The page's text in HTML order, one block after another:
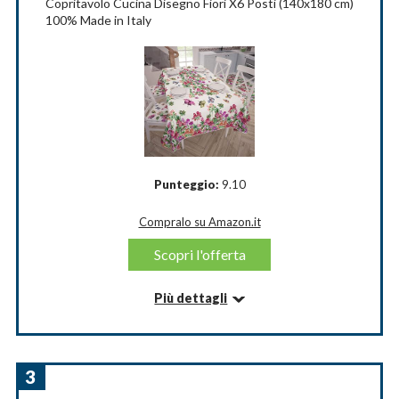
Materiale: Cotone
Forma: Rettangolare
Marchio: Euronovità Srl
Compralo su Amazon.it
Scopri l'offerta
Copritavolo Cucina Disegno Fiori X6 Posti (140x180 cm)
100% Made in Italy
Punteggio: 9.10
Compralo su Amazon.it
Scopri l'offerta
Più dettagli
di Salvaguardare la superficie del tuo Tavolo da graffi e
3